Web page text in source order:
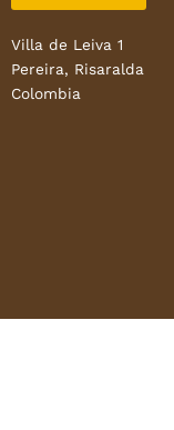
Villa de Leiva 1
Pereira, Risaralda
Colombia